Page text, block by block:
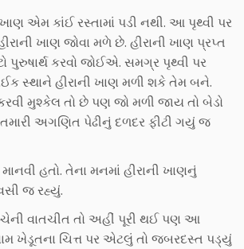
એમ કાંઈ રસ્તામાં પડી નથી. આ પૃથ્વી પર
ખાણ જોવા મળે છે. હીરાની ખાણ પ્રપ્ત
પુરુષાર્થ કરવો જોઈએ. સમગ્ર પૃથ્વી પર
સ્થાને હીરાની ખાણ મળી શકે તેમ બને.
મુશ્કેલ તો છે પણ જો મળી જાય તો બેડો
અગણિત પેઢીનું દળદર ફીટી ગયું જ
હતો. તેના મનમાં હીરાની ખાણનું
જ રહ્યું.
વાતચીત તો અહીં પૂરી થઈ પણ આ
ખેડૂતના ચિત્ત પર એટલું તો જબરદસ્ત પડ્યું